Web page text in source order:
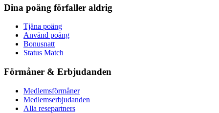
Dina poäng förfaller aldrig
Tjäna poäng
Använd poäng
Bonusnatt
Status Match
Förmåner & Erbjudanden
Medlemsförmåner
Medlemserbjudanden
Alla resepartners